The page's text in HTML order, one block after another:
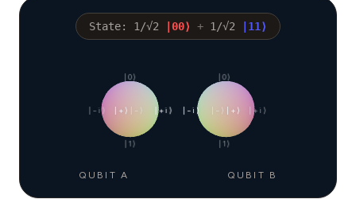
State: 1/√2 00⟩ + 1/√2 11 ⟩
|+⟩ |−⟩ |+i⟩
|−i⟩
|0⟩
|1⟩
|+⟩
|−⟩ |+i⟩
|−i⟩
|0⟩
|1⟩
QUBIT A QUBIT B